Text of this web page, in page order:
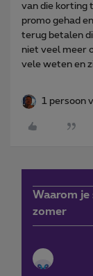
van die korting
promo gehad
terug betalen
niet veel meer
vele weten en
1 persoon
Waarom
zomer